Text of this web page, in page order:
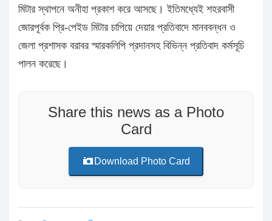
মিটার স্থাপনে অনীহা প্রকাশ করে আসছে। ইতিমধ্যেই শহরবাসী
জোরপূর্বক প্রি-পেইড মিটার চাপিয়ে দেয়ার প্রতিবাদে মানববন্ধন ও
জেলা প্রশাসক বরাবর স্মারকলিপি প্রদানসহ বিভিন্ন প্রতিবাদ কর্মসূচি
পালন করেছে।
Share this news as a Photo
Card
Download Photo Card